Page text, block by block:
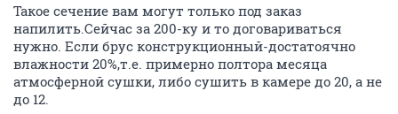
Такое сечение вам могут только под заказ
напилить.Сейчас за 200-ку и то договариваться
нужно. Если брус конструкционный-достатоячно
влажности 20%,т.е. примерно полтора месяца
атмосферной сушки, либо сушить в камере до 20, а не
до 12.